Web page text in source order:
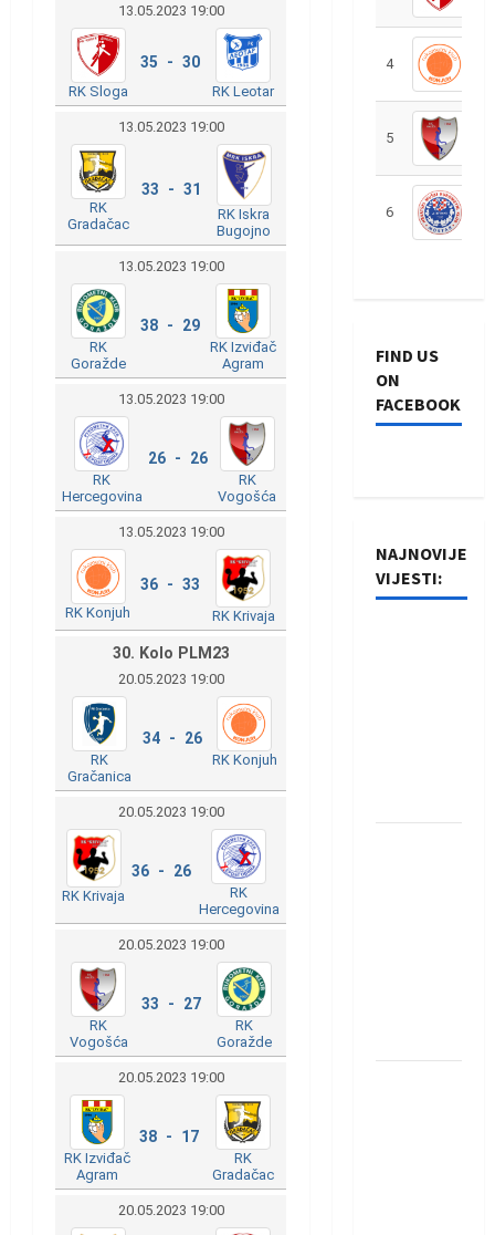
13.05.2023 19:00
RK Sloga
35 - 30
RK Leotar
13.05.2023 19:00
RK
Gradačac
33 - 31
RK Iskra
Bugojno
13.05.2023 19:00
RK
Goražde
38 - 29
RK Izviđač
Agram
13.05.2023 19:00
RK
Hercegovina
26 - 26
RK
Vogošća
13.05.2023 19:00
RK Konjuh
36 - 33
RK Krivaja
30. Kolo PLM23
20.05.2023 19:00
RK
Gračanica
34 - 26
RK Konjuh
20.05.2023 19:00
RK Krivaja
36 - 26
RK
Hercegovina
20.05.2023 19:00
RK
Vogošća
33 - 27
RK
Goražde
20.05.2023 19:00
RK Izviđač
Agram
38 - 17
RK
Gradačac
20.05.2023 19:00
4
5
6
FIND US
ON
FACEBOOK
NAJNOVIJE
VIJESTI: